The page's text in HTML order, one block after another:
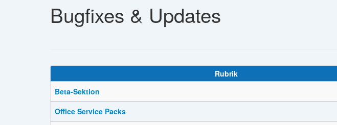
Bugfixes & Updates
Rubrik
Beta-Sektion
Office Service Packs